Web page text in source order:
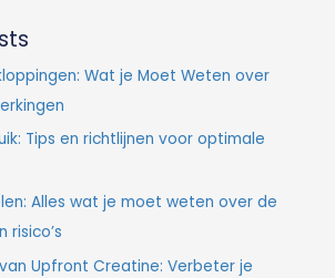
Wat je Moet Weten over
Tips en richtlijnen voor optimale
Alles wat je moet weten over de
risico’s
Upfront Creatine: Verbeter je